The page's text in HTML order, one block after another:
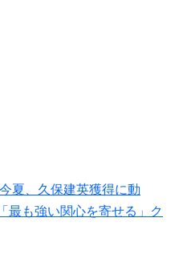
夏、久保建英獲得に動
も強い関心を寄せる」ク